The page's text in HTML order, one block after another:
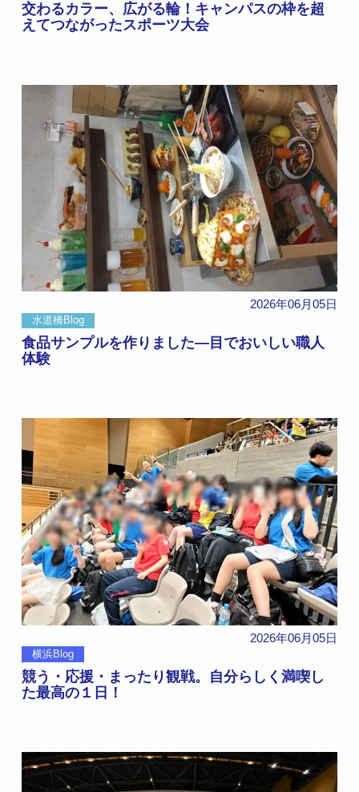
交わるカラー、広がる輪！キャンパスの枠を超
えてつながったスポーツ大会
2026年06月05日
水道橋Blog
食品サンプルを作りました―目でおいしい職人
体験
2026年06月05日
横浜Blog
競う・応援・まったり観戦。自分らしく満喫し
た最高の１日！